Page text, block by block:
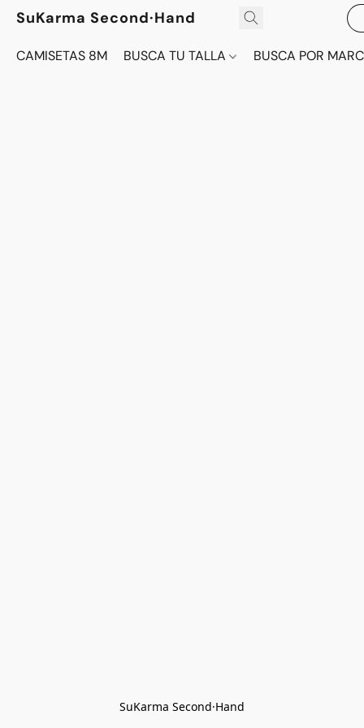
SuKarma Second·Hand
CAMISETAS 8M BUSCA TU TALLA BUSCA POR
SuKarma Second·Hand